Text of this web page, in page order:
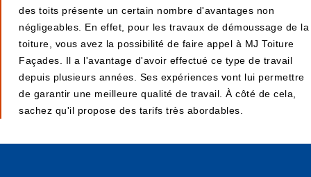
des toits présente un certain nombre d'avantages non
négligeables. En effet, pour les travaux de démoussage de la
toiture, vous avez la possibilité de faire appel à MJ Toiture
Façades. Il a l'avantage d'avoir effectué ce type de travail
depuis plusieurs années. Ses expériences vont lui permettre
de garantir une meilleure qualité de travail. À côté de cela,
sachez qu'il propose des tarifs très abordables.